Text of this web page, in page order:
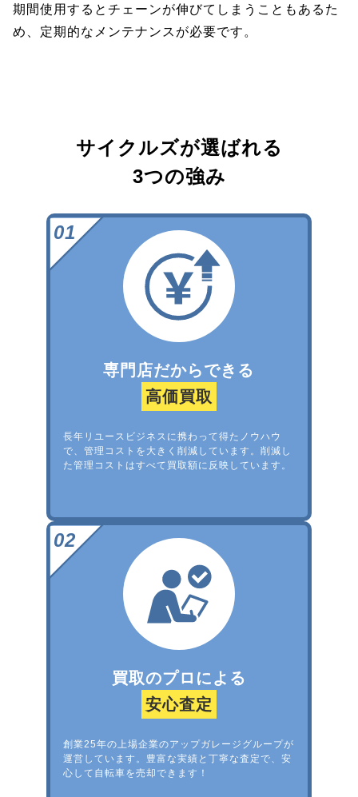
期間使用するとチェーンが伸びてしまうこともあるた
め、定期的なメンテナンスが必要です。
サイクルズが選ばれる
3つの強み
専門店だからできる
高価買取
長年リユースビジネスに携わって得たノウハウ
で、管理コストを大きく削減しています。削減し
た管理コストはすべて買取額に反映しています。
買取のプロによる
安心査定
創業25年の上場企業のアップガレージグループが
運営しています。豊富な実績と丁寧な査定で、安
心して自転車を売却できます！